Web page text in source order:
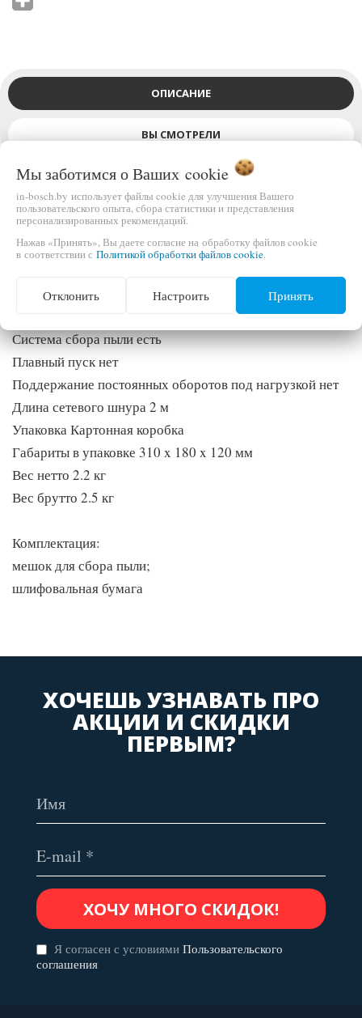
ОПИСАНИЕ
ВЫ СМОТРЕЛИ
Технические характеристики:
Мощность 300 Вт
Число оборотов на холостом ходу от 6000 до 10000
Амплитуда колебаний 2.5
Возможность подключения к пылесосу нет
Система сбора пыли есть
Плавный пуск нет
Поддержание постоянных оборотов под нагрузкой нет
Длина сетевого шнура 2 м
Упаковка Картонная коробка
Габариты в упаковке 310 x 180 x 120 мм
Вес нетто 2.2 кг
Вес брутто 2.5 кг
Комплектация:
мешок для сбора пыли;
шлифовальная бумага
ХОЧЕШЬ УЗНАВАТЬ ПРО
АКЦИИ И СКИДКИ
ПЕРВЫМ?
Я согласен с условиями Пользовательского
соглашения
Мы заботимся о Ваших cookie
in-bosch.by использует файлы cookie для улучшения Вашего
пользовательского опыта, сбора статистики и представления
персонализированных рекомендаций.
Нажав «Принять», Вы даете согласие на обработку файлов cookie
в соответствии с Политикой обработки файлов cookie.
Отклонить Настроить Принять